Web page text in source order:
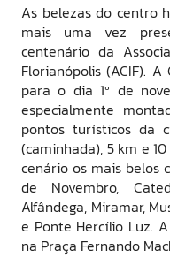
As belezas do centro
mais uma vez
centenário da
Florianópolis (ACIF).
para o dia 1º de
especialmente
pontos turísticos da
(caminhada), 5 km e
cenário os mais belos
de Novembro,
Alfândega, Miramar,
e Ponte Hercílio Luz.
na Praça Fernando